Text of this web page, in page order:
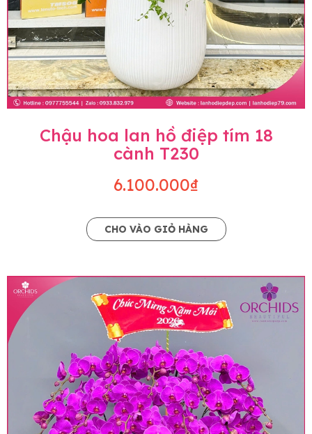
Chậu hoa lan hồ điệp tím 18
cành T230
6.100.000₫
CHO VÀO GIỎ HÀNG